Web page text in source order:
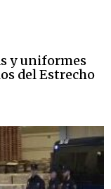
y uniformes
del Estrecho